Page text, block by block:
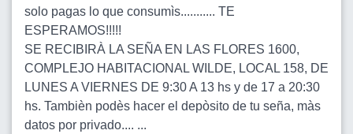
solo pagas lo que consumìs........... TE
ESPERAMOS!!!!!
SE RECIBIRÀ LA SEÑA EN LAS FLORES 1600,
COMPLEJO HABITACIONAL WILDE, LOCAL 158, DE
LUNES A VIERNES DE 9:30 A 13 hs y de 17 a 20:30
hs. Tambièn podès hacer el depòsito de tu seña, màs
datos por privado.... ...